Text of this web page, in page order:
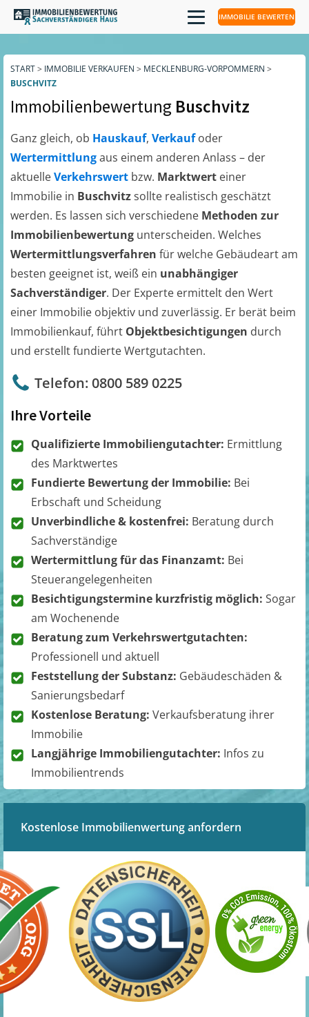
IMMOBILIE BEWERTEN
START> IMMOBILIE VERKAUFEN > MECKLENBURG-VORPOMMERN >
BUSCHVITZ
Immobilienbewertung Buschvitz
Ganz gleich, ob Hauskauf, Verkaufoder
Wertermittlungaus einem anderen Anlass – der
aktuelleVerkehrswert bzw. Marktwert einer
Immobilie in Buschvitzsollte realistisch geschätzt
werden. Es lassen sich verschiedene Methoden zur
Immobilienbewertung unterscheiden. Welches
Wertermittlungsverfahren für welche Gebäudeart am
besten geeignet ist, weiß ein unabhängiger
Sachverständiger. Der Experte ermittelt den Wert
einer Immobilie objektiv und zuverlässig. Er berät beim
Immobilienkauf, führt Objektbesichtigungen durch
und erstellt fundierte Wertgutachten.
Telefon: 0800 589 0225
Ihre Vorteile
Qualifizierte Immobiliengutachter: Ermittlung
des Marktwertes
Fundierte Bewertung der Immobilie: Bei
Erbschaft und Scheidung
Unverbindliche & kostenfrei: Beratung durch
Sachverständige
Wertermittlung für das Finanzamt: Bei
Steuerangelegenheiten
Besichtigungstermine kurzfristig möglich: Sogar
am Wochenende
Beratung zum Verkehrswertgutachten:
Professionell und aktuell
Feststellung der Substanz: Gebäudeschäden &
Sanierungsbedarf
Kostenlose Beratung: Verkaufsberatung ihrer
Immobilie
Langjährige Immobiliengutachter: Infos zu
Immobilientrends
Kostenlose Immobilienwertung anfordern